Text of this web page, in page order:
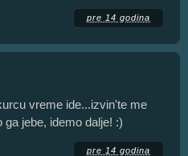
pre 14 godina
vreme ide...izvin'te me
jebe, idemo dalje! :)
pre 14 godina